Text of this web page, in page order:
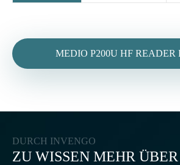
MEDIO P200U HF READER
DURCH INVENGO
ZU WISSEN MEHR